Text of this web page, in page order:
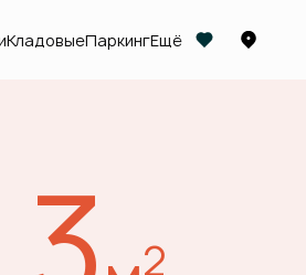
КладовыеПаркингЕщё
Забронировать
2